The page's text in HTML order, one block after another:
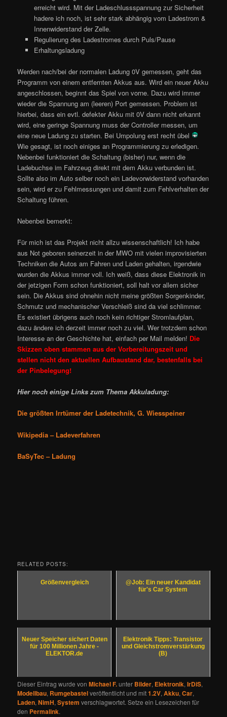
erreicht wird. Mit der Ladeschlussspannung zur Sicherheit
hadere ich noch, ist sehr stark abhängig vom Ladestrom &
Innenwiderstand der Zelle.
Regulierung des Ladestromes durch Puls/Pause
Erhaltungsladung
Werden nach/bei der normalen Ladung 0V gemessen, geht das
Programm von einem entfernten Akkus aus. Wird ein neuer Akku
angeschlossen, beginnt das Spiel von vorne. Dazu wird immer
wieder die Spannung am (leeren) Port gemessen. Problem ist
hierbei, dass ein evtl. defekter Akku mit 0V dann nicht erkannt
wird, eine geringe Spannung muss der Controller messen, um
eine neue Ladung zu starten. Bei Umpolung erst recht übel
Wie gesagt, ist noch einiges an Programmierung zu erledigen.
Nebenbei funktioniert die Schaltung (bisher) nur, wenn die
Ladebuchse im Fahrzeug direkt mit dem Akku verbunden ist.
Sollte also im Auto selber noch ein Ladevorwiderstand vorhanden
sein, wird er zu Fehlmessungen und damit zum Fehlverhalten der
Schaltung führen.
Nebenbei bemerkt:
Für mich ist das Projekt nicht allzu wissenschaftlich! Ich habe
aus Not geboren seinerzeit in der MWO mit vielen improvisierten
Techniken die Autos am Fahren und Laden gehalten, irgendwie
wurden die Akkus immer voll. Ich weiß, dass diese Elektronik in
der jetzigen Form schon funktioniert, soll halt vor allem sicher
sein. Die Akkus sind ohnehin nicht meine größten Sorgenkinder,
Schmutz und mechanischer Verschleiß sind da viel schlimmer.
Es existiert übrigens auch noch kein richtiger Stromlaufplan,
dazu ändere ich derzeit immer noch zu viel. Wer trotzdem schon
Interesse an der Geschichte hat, einfach per Mail melden! Die
Skizzen oben stammen aus der Vorbereitungszeit und
stellen nicht den aktuellen Aufbaustand dar, bestenfalls bei
der Pinbelegung!
Hier noch einige Links zum Thema Akkuladung:
Die größten Irrtümer der Ladetechnik, G. Wiesspeiner
Wikipedia – Ladeverfahren
BaSyTec – Ladung
RELATED POSTS:
Größenvergleich
@Job: Ein neuer Kandidat
für's Car System
Neuer Speicher sichert Daten
für 100 Millionen Jahre -
ELEKTOR.de
Elektronik Tipps: Transistor
und Gleichstromverstärkung
(B)
Dieser Eintrag wurde vonMichael F.unter Bilder, Elektronik,IrDiS,
Modellbau, Rumgebastelveröffentlicht und mit1.2V,Akku,Car,
Laden,NimH,System verschlagwortet. Setze ein Lesezeichen für
den Permalink.